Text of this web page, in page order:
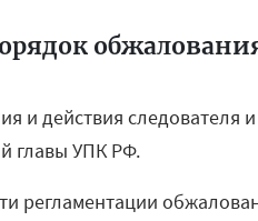
и действия следователя
главы УПК РФ.
регламентации